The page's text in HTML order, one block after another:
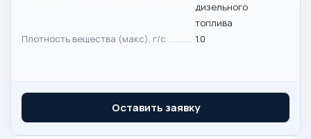
дизельного
топлива
Плотность вещества (макс), г/с
1.0
Оставить заявку